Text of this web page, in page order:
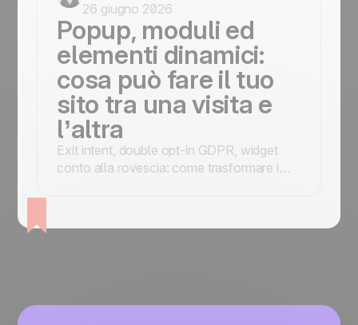
26 giugno 2026
Popup, moduli ed
elementi dinamici:
cosa può fare il tuo
sito tra una visita e
l’altra
Exit intent, double opt-in GDPR, widget
conto alla rovescia: come trasformare i